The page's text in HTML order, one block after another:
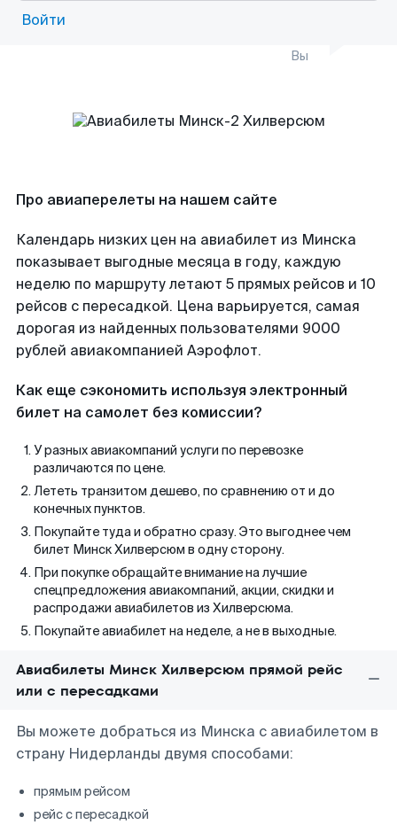
Войти
Вы
Про авиаперелеты на нашем сайте
Календарь низких цен на авиабилет из Минска
показывает выгодные месяца в году, каждую
неделю по маршруту летают 5 прямых рейсов и 10
рейсов с пересадкой. Цена варьируется, самая
дорогая из найденных пользователями 9000
рублей авиакомпанией Аэрофлот.
Как еще сэкономить используя электронный
билет на самолет без комиссии?
У разных авиакомпаний услуги по перевозке
различаются по цене.
Лететь транзитом дешево, по сравнению от и до
конечных пунктов.
Покупайте туда и обратно сразу. Это выгоднее чем
билет Минск Хилверсюм в одну сторону.
При покупке обращайте внимание на лучшие
спецпредложения авиакомпаний, акции, скидки и
распродажи авиабилетов из Хилверсюма.
Покупайте авиабилет на неделе, а не в выходные.
Авиабилеты Минск Хилверсюм прямой рейс
или с пересадками
Вы можете добраться из Минска с авиабилетом в
страну Нидерланды двумя способами:
прямым рейсом
рейс с пересадкой